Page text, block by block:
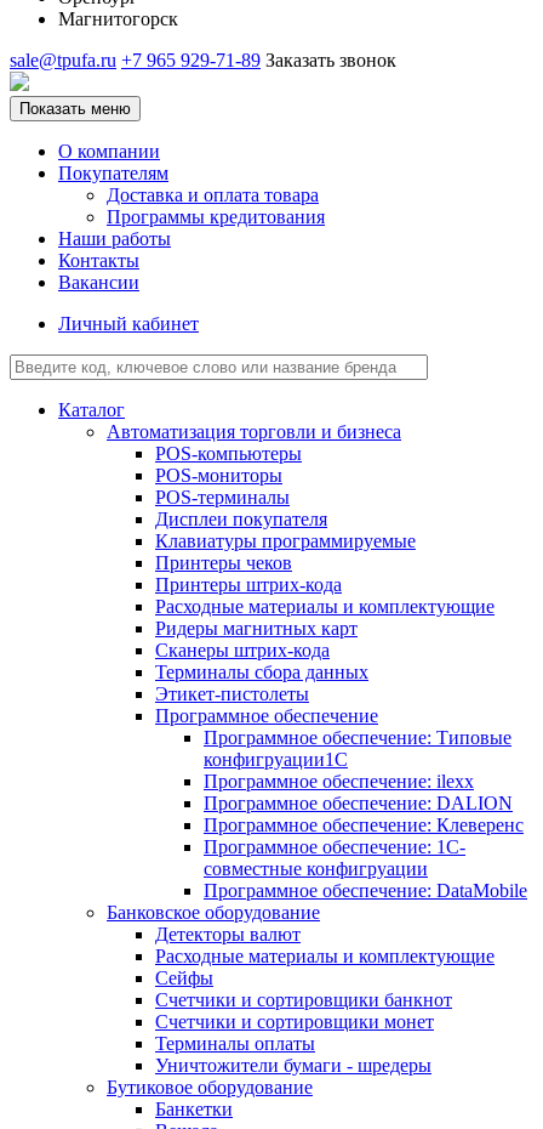
Магнитогорск
sale@tpufa.ru +7 965 929-71-89 Заказать звонок
Показать меню
О компании
Покупателям
Доставка и оплата товара
Программы кредитования
Наши работы
Контакты
Вакансии
Личный кабинет
Каталог
Автоматизация торговли и бизнеса
POS-компьютеры
POS-мониторы
POS-терминалы
Дисплеи покупателя
Клавиатуры программируемые
Принтеры чеков
Принтеры штрих-кода
Расходные материалы и комплектующие
Ридеры магнитных карт
Сканеры штрих-кода
Терминалы сбора данных
Этикет-пистолеты
Программное обеспечение
Программное обеспечение: Типовые
конфигруации1С
Программное обеспечение: ilexx
Программное обеспечение: DALION
Программное обеспечение: Клеверенс
Программное обеспечение: 1С-
совместные конфигруации
Программное обеспечение: DataMobile
Банковское оборудование
Детекторы валют
Расходные материалы и комплектующие
Сейфы
Счетчики и сортировщики банкнот
Счетчики и сортировщики монет
Терминалы оплаты
Уничтожители бумаги - шредеры
Бутиковое оборудование
Банкетки